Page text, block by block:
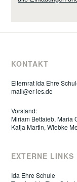
KONTAKT
Elternrat Ida Ehre
mail@er-ies.de
Vorstand:
Miriam Bettaieb, Maria
Katja Martin, Wiebke
EXTERNE LINKS
Ida Ehre Schule